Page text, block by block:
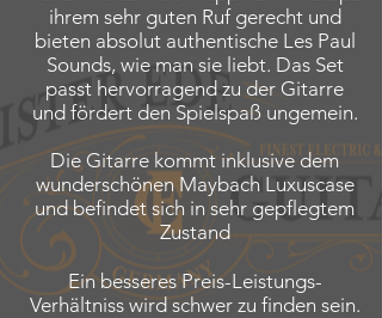
ihrem sehr guten Ruf gerecht und
bieten absolut authentische Les Paul
Sounds, wie man sie liebt. Das Set
passt hervorragend zu der Gitarre
und fördert den Spielspaß ungemein.
Die Gitarre kommt inklusive dem
wunderschönen Maybach Luxuscase
und befindet sich in sehr gepflegtem
Zustand
Ein besseres Preis-Leistungs-
Verhältniss wird schwer zu finden sein.